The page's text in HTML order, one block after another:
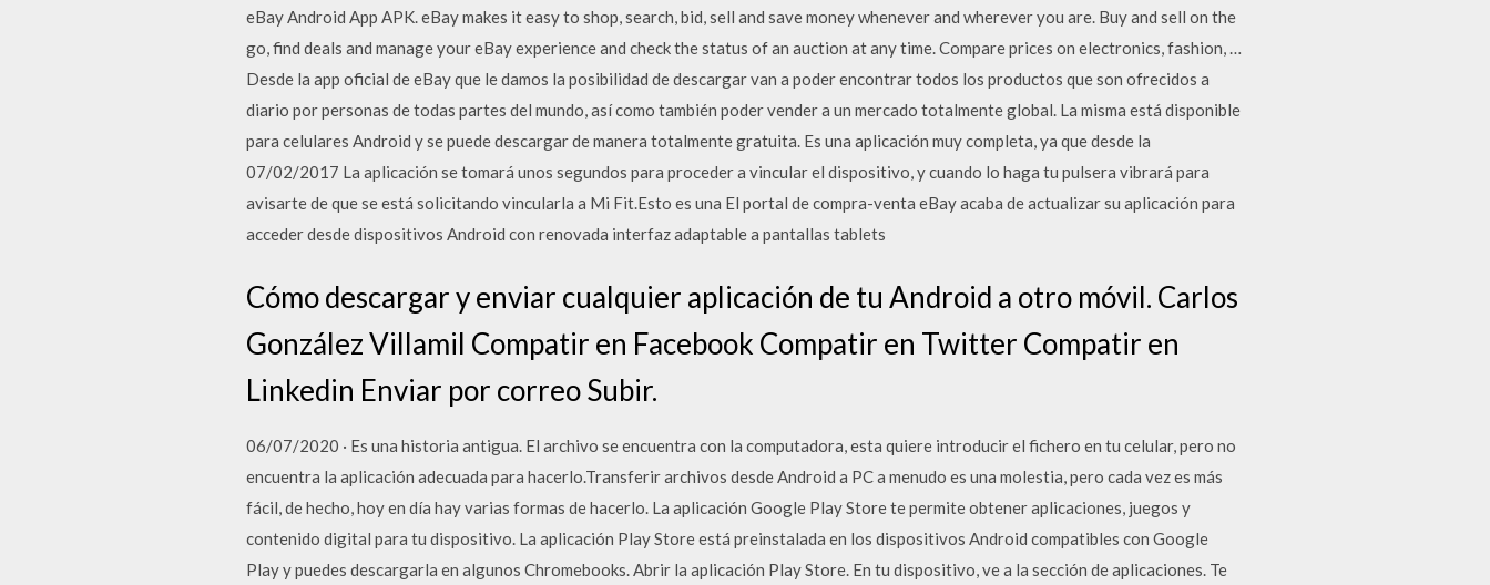
eBay Android App APK. eBay makes it easy to shop, search, bid, sell and save money whenever and wherever you are. Buy and sell on the
go, find deals and manage your eBay experience and check the status of an auction at any time. Compare prices on electronics, fashion, …
Desde la app oficial de eBay que le damos la posibilidad de descargar van a poder encontrar todos los productos que son ofrecidos a
diario por personas de todas partes del mundo, así como también poder vender a un mercado totalmente global. La misma está disponible
para celulares Android y se puede descargar de manera totalmente gratuita. Es una aplicación muy completa, ya que desde la
07/02/2017 La aplicación se tomará unos segundos para proceder a vincular el dispositivo, y cuando lo haga tu pulsera vibrará para
avisarte de que se está solicitando vincularla a Mi Fit.Esto es una El portal de compra-venta eBay acaba de actualizar su aplicación para
acceder desde dispositivos Android con renovada interfaz adaptable a pantallas tablets
Cómo descargar y enviar cualquier aplicación de tu Android a otro móvil. Carlos
González Villamil Compatir en Facebook Compatir en Twitter Compatir en
Linkedin Enviar por correo Subir.
06/07/2020 · Es una historia antigua. El archivo se encuentra con la computadora, esta quiere introducir el fichero en tu celular, pero no
encuentra la aplicación adecuada para hacerlo.Transferir archivos desde Android a PC a menudo es una molestia, pero cada vez es más
fácil, de hecho, hoy en día hay varias formas de hacerlo. La aplicación Google Play Store te permite obtener aplicaciones, juegos y
contenido digital para tu dispositivo. La aplicación Play Store está preinstalada en los dispositivos Android compatibles con Google
Play y puedes descargarla en algunos Chromebooks. Abrir la aplicación Play Store. En tu dispositivo, ve a la sección de aplicaciones. Te